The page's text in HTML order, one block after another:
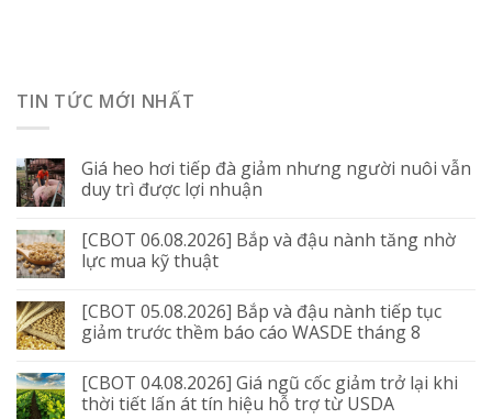
TIN TỨC MỚI NHẤT
Giá heo hơi tiếp đà giảm nhưng người nuôi vẫn
duy trì được lợi nhuận
[CBOT 06.08.2026] Bắp và đậu nành tăng nhờ
lực mua kỹ thuật
[CBOT 05.08.2026] Bắp và đậu nành tiếp tục
giảm trước thềm báo cáo WASDE tháng 8
[CBOT 04.08.2026] Giá ngũ cốc giảm trở lại khi
thời tiết lấn át tín hiệu hỗ trợ từ USDA